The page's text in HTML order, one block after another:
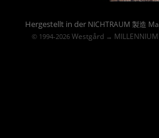
Hergestellt in der NICHTRAUM 製造
© 1994-2026 Westgård→ MILLENNIUM